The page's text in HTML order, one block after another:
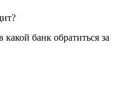
банк обратиться за